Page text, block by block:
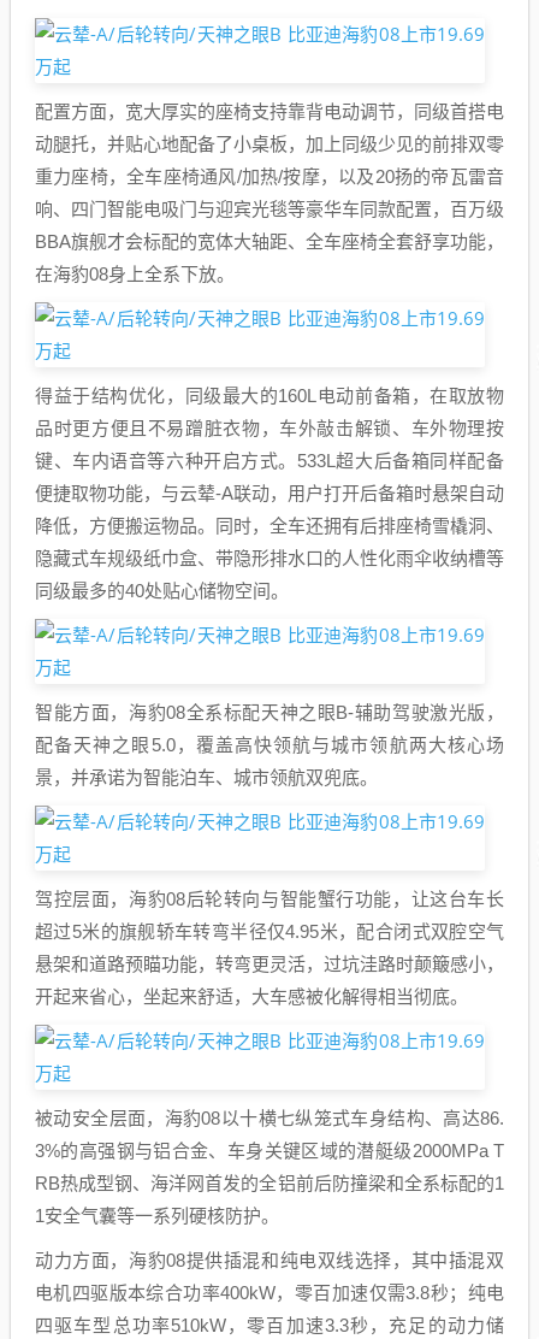
配置方面，宽大厚实的座椅支持靠背电动调节，同级首搭电
动腿托，并贴心地配备了小桌板，加上同级少见的前排双零
重力座椅，全车座椅通风/加热/按摩，以及20扬的帝瓦雷音
响、四门智能电吸门与迎宾光毯等豪华车同款配置，百万级
BBA旗舰才会标配的宽体大轴距、全车座椅全套舒享功能，
在海豹08身上全系下放。
得益于结构优化，同级最大的160L电动前备箱，在取放物
品时更方便且不易蹭脏衣物，车外敲击解锁、车外物理按
键、车内语音等六种开启方式。533L超大后备箱同样配备
便捷取物功能，与云辇-A联动，用户打开后备箱时悬架自动
降低，方便搬运物品。同时，全车还拥有后排座椅雪橇洞、
隐藏式车规级纸巾盒、带隐形排水口的人性化雨伞收纳槽等
同级最多的40处贴心储物空间。
智能方面，海豹08全系标配天神之眼B-辅助驾驶激光版，
配备天神之眼5.0，覆盖高快领航与城市领航两大核心场
景，并承诺为智能泊车、城市领航双兜底。
驾控层面，海豹08后轮转向与智能蟹行功能，让这台车长
超过5米的旗舰轿车转弯半径仅4.95米，配合闭式双腔空气
悬架和道路预瞄功能，转弯更灵活，过坑洼路时颠簸感小，
开起来省心，坐起来舒适，大车感被化解得相当彻底。
被动安全层面，海豹08以十横七纵笼式车身结构、高达86.
3%的高强钢与铝合金、车身关键区域的潜艇级2000MPa T
RB热成型钢、海洋网首发的全铝前后防撞梁和全系标配的1
1安全气囊等一系列硬核防护。
动力方面，海豹08提供插混和纯电双线选择，其中插混双
电机四驱版本综合功率400kW，零百加速仅需3.8秒；纯电
四驱车型总功率510kW，零百加速3.3秒，充足的动力储